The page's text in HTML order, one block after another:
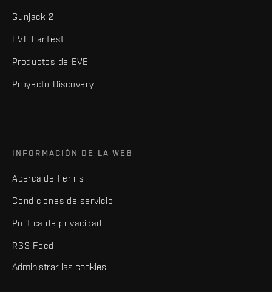
Gunjack 2
EVE Fanfest
Productos de EVE
Proyecto Discovery
INFORMACIÓN DE LA WEB
Acerca de Fenris
Condiciones de servicio
Política de privacidad
RSS Feed
Administrar las cookies